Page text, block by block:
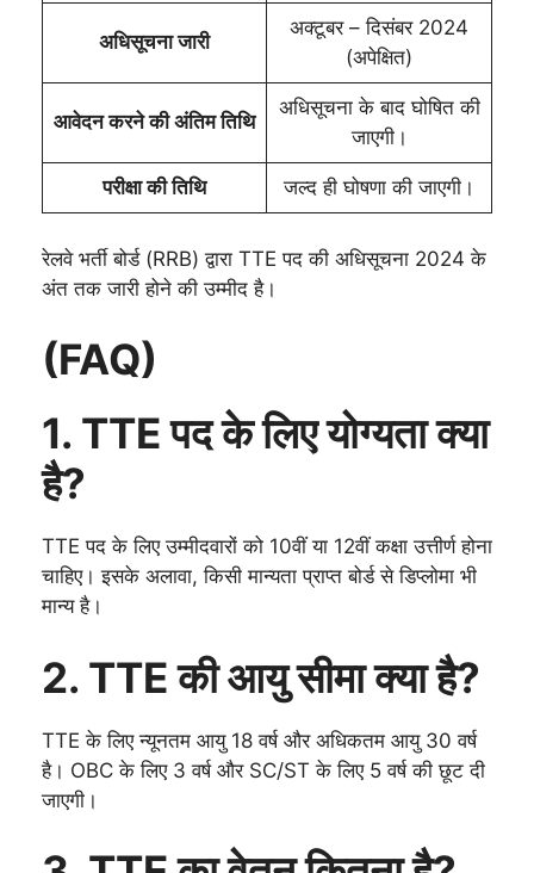
अधिसूचना जारी
अक्टूबर – दिसंबर 2024
(अपेक्षित)
आवेदन करने की अंतिम तिथि
अधिसूचना के बाद घोषित की
जाएगी।
परीक्षा की तिथि जल्द ही घोषणा की जाएगी।
रेलवे भर्ती बोर्ड (RRB) द्वारा TTE पद की अधिसूचना 2024 के
अंत तक जारी होने की उम्मीद है।
(FAQ)
1. TTE पद के लिए योग्यता क्या
है?
TTE पद के लिए उम्मीदवारों को 10वीं या 12वीं कक्षा उत्तीर्ण होना
चाहिए। इसके अलावा, किसी मान्यता प्राप्त बोर्ड से डिप्लोमा भी
मान्य है।
2. TTE की आयु सीमा क्या है?
TTE के लिए न्यूनतम आयु 18 वर्ष और अधिकतम आयु 30 वर्ष
है। OBC के लिए 3 वर्ष और SC/ST के लिए 5 वर्ष की छूट दी
जाएगी।